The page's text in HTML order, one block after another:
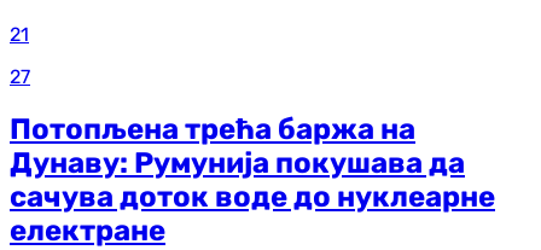
21
27
Потопљена трећа баржа на
Дунаву: Румунија покушава да
сачува доток воде до нуклеарне
електране